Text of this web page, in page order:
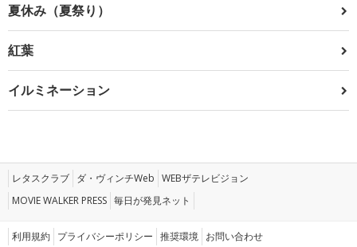
夏休み（夏祭り）
紅葉
イルミネーション
レタスクラブ ダ・ヴィンチWeb WEBザテレビジョン
MOVIE WALKER PRESS 毎日が発見ネット
利用規約 プライバシーポリシー 推奨環境 お問い合わせ